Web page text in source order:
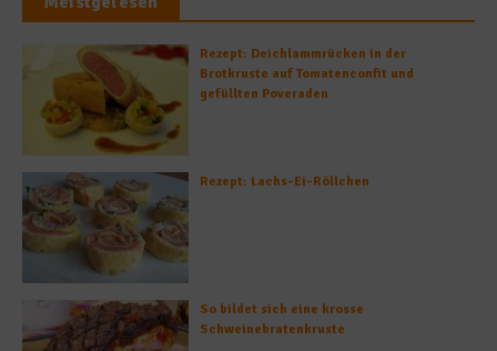
Rezept: Deichlammrücken in der
Brotkruste auf Tomatenconfit und
gefüllten Poveraden
Rezept: Lachs-Ei-Röllchen
So bildet sich eine krosse
Schweinebratenkruste